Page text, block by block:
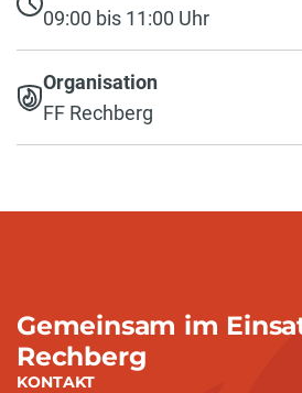
09:00 bis 11:00 Uhr
Organisation
FF Rechberg
Gemeinsam im
Rechberg
KONTAKT